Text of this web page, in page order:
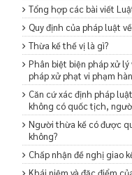
Tổng hợp các bài viết
Quy định của pháp luật
Thừa kế thế vị là gì?
Phân biệt biện pháp xử
pháp xử phạt vi phạm
Căn cứ xác định pháp
không có quốc tịch,
Người thừa kế có được
không?
Chấp nhận đề nghị giao